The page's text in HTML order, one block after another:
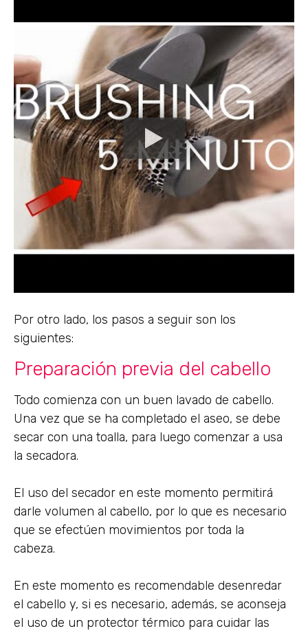
Por otro lado, los pasos a seguir son los
siguientes:
Preparación previa del cabello
Todo comienza con un buen lavado de cabello.
Una vez que se ha completado el aseo, se debe
secar con una toalla, para luego comenzar a usa
la secadora.
El uso del secador en este momento permitirá
darle volumen al cabello, por lo que es necesario
que se efectúen movimientos por toda la
cabeza.
En este momento es recomendable desenredar
el cabello y, si es necesario, además, se aconseja
el uso de un protector térmico para cuidar las